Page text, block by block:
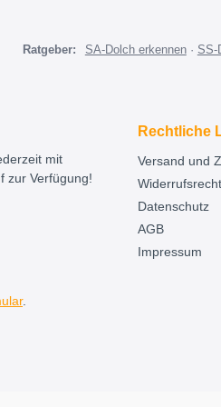
Ratgeber: SA-Dolch erkennen· SS-
mit
zur Verfügung!
.
Rechtliche
Versand und
Widerrufsrecht
Datenschutz
AGB
Impressum